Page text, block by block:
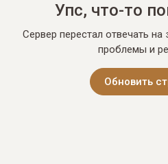
Упс, что-то
Сервер перестал отвечать
проблемы и
Обновить